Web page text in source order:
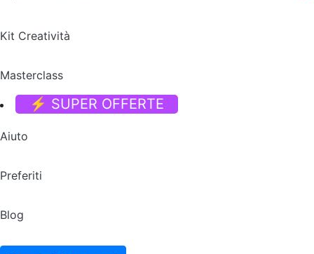
Kit Creatività
Masterclass
⚡ SUPER OFFERTE
Aiuto
Preferiti
Blog